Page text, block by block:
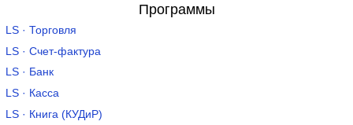
Программы
LS · Торговля
LS · Счет-фактура
LS · Банк
LS · Касса
LS · Книга (КУДиР)